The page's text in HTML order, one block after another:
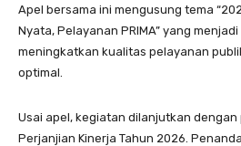
Apel bersama ini mengusung tema
Nyata, Pelayanan PRIMA” yang
meningkatkan kualitas pelayanan
optimal.
Usai apel, kegiatan dilanjutkan
Perjanjian Kinerja Tahun 2026.